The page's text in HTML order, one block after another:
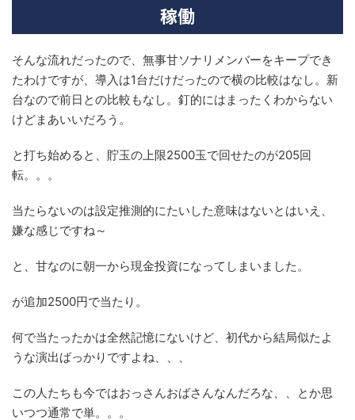
稼働
そんな流れだったので、無事甘ソナリメンバーをキープでき
たわけですが、導入は1台だけだったので横の比較はなし。新
台なので前日との比較もなし。釘的にはまったくわからない
けどまあいいだろう。
と打ち始めると、貯玉の上限2500玉で回せたのが205回
転。。。
当たらないのは設定推測的にたいした意味はないとはいえ、
嫌な感じですね～
と、甘なのに朝一から現金投資になってしまいました。
が追加2500円で当たり。
何で当たったかは全然記憶にないけど、初代から結局似たよ
うな演出ばっかりですよね、、、
この人たちも今ではおっさんおばさんなんだろな、、とか思
いつつ通常で単。。。